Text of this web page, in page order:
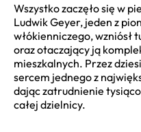
Wszystko zaczęło się w
Ludwik Geyer, jeden z
włókienniczego, wzniósł
oraz otaczający ją
mieszkalnych. Przez
sercem jednego z
dając zatrudnienie
całej dzielnicy.